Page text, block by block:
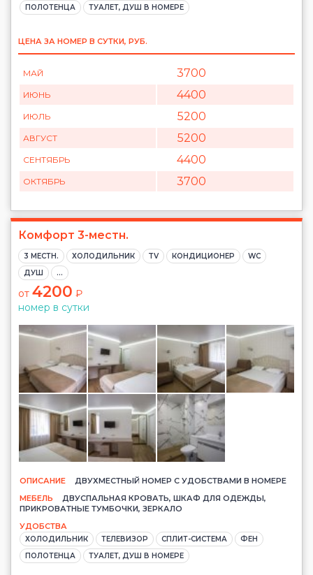
ПОЛОТЕНЦА
ТУАЛЕТ, ДУШ В НОМЕРЕ
ЦЕНА ЗА НОМЕР В СУТКИ, РУБ.
МАЙ 3700
ИЮНЬ 4400
ИЮЛЬ 5200
АВГУСТ 5200
СЕНТЯБРЬ 4400
ОКТЯБРЬ 3700
Комфорт 3-местн.
3 МЕСТН. ХОЛОДИЛЬНИК TV КОНДИЦИОНЕР
WC
ДУШ
...
от 4200 ₽
номер в сутки
ОПИСАНИЕ
ДВУХМЕСТНЫЙ НОМЕР С УДОБСТВАМИ В НОМЕРЕ
МЕБЕЛЬ
ДВУСПАЛЬНАЯ КРОВАТЬ, ШКАФ ДЛЯ ОДЕЖДЫ,
ПРИКРОВАТНЫЕ ТУМБОЧКИ, ЗЕРКАЛО
УДОБСТВА
ХОЛОДИЛЬНИК ТЕЛЕВИЗОР СПЛИТ-СИСТЕМА
ФЕН
ПОЛОТЕНЦА
ТУАЛЕТ, ДУШ В НОМЕРЕ